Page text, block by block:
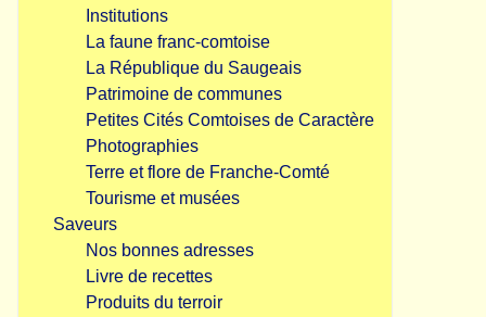
Institutions
La faune franc-comtoise
La République du Saugeais
Patrimoine de communes
Petites Cités Comtoises de Caractère
Photographies
Terre et flore de Franche-Comté
Tourisme et musées
Saveurs
Nos bonnes adresses
Livre de recettes
Produits du terroir